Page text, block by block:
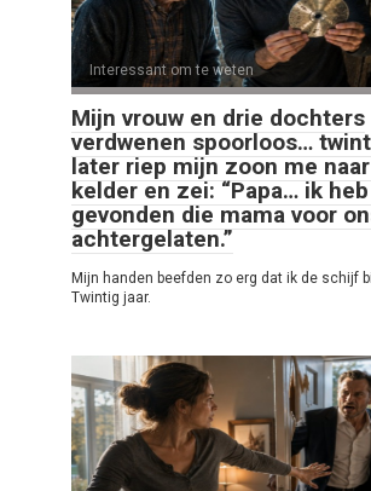
Interessant om te weten
Mijn vrouw en drie dochters
verdwenen spoorloos…
later riep mijn zoon me
kelder en zei: “Papa… ik
gevonden die mama voor
achtergelaten.”
Mijn handen beefden zo erg dat ik de schijf
Twintig jaar.